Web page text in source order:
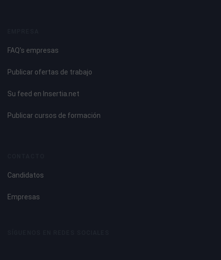
FAQ's empresas
Publicar ofertas de trabajo
Su feed en Insertia.net
Publicar cursos de formación
Candidatos
Empresas